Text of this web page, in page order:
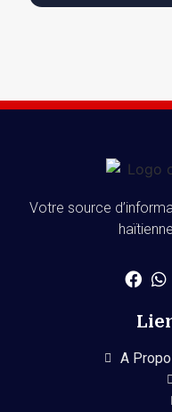
Votre source
A